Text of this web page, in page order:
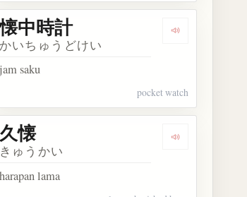
kosakata 懐古 Dengarkan
中時計
かいちゅうどけい
jam saku
pocket watch
kosakata 感懐 Dengarkan
久懐
きゅうかい
harapan lama